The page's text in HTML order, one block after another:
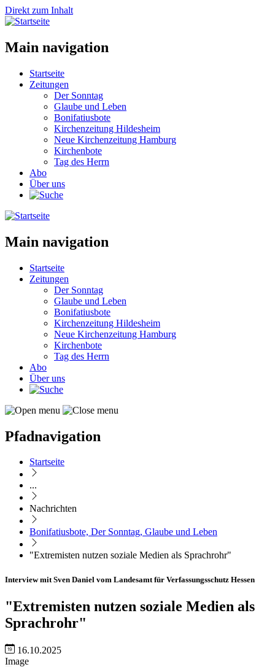
Direkt zum Inhalt
Main navigation
Startseite
Zeitungen
Der Sonntag
Glaube und Leben
Bonifatiusbote
Kirchenzeitung Hildesheim
Neue Kirchenzeitung Hamburg
Kirchenbote
Tag des Herrn
Abo
Über uns
Main navigation
Startseite
Zeitungen
Der Sonntag
Glaube und Leben
Bonifatiusbote
Kirchenzeitung Hildesheim
Neue Kirchenzeitung Hamburg
Kirchenbote
Tag des Herrn
Abo
Über uns
Pfadnavigation
Startseite
...
Nachrichten
Bonifatiusbote, Der Sonntag, Glaube und Leben
"Extremisten nutzen soziale Medien als Sprachrohr"
Interview mit Sven Daniel vom Landesamt für Verfassungsschutz Hessen
"Extremisten nutzen soziale Medien als
Sprachrohr"
16.10.2025
Image